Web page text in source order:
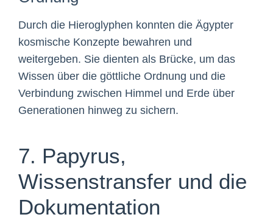
Durch die Hieroglyphen konnten die Ägypter
kosmische Konzepte bewahren und
weitergeben. Sie dienten als Brücke, um das
Wissen über die göttliche Ordnung und die
Verbindung zwischen Himmel und Erde über
Generationen hinweg zu sichern.
7. Papyrus,
Wissenstransfer und die
Dokumentation